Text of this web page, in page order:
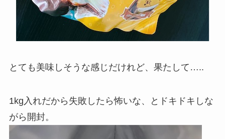
とても美味しそうな感じだけれど、果たして…..
1kg入れだから失敗したら怖いな、とドキドキしな
がら開封。